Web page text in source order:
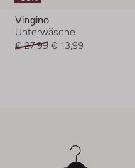
Vingino
Unterwäsche
€ 27,99 € 13,99